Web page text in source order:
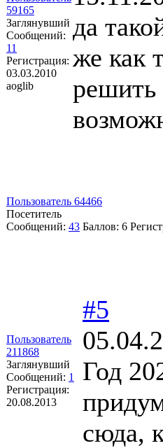
59165
Заглянувший
Сообщений:
11
Регистрация:
03.03.2010
aoglib
да
же как
решить
Пользователь 64466
Посетитель
Сообщений: 43 Баллов: 6
Пользователь
211868
Заглянувший
Сообщений: 1
Регистрация:
20.08.2013
#5
Год
сюда,